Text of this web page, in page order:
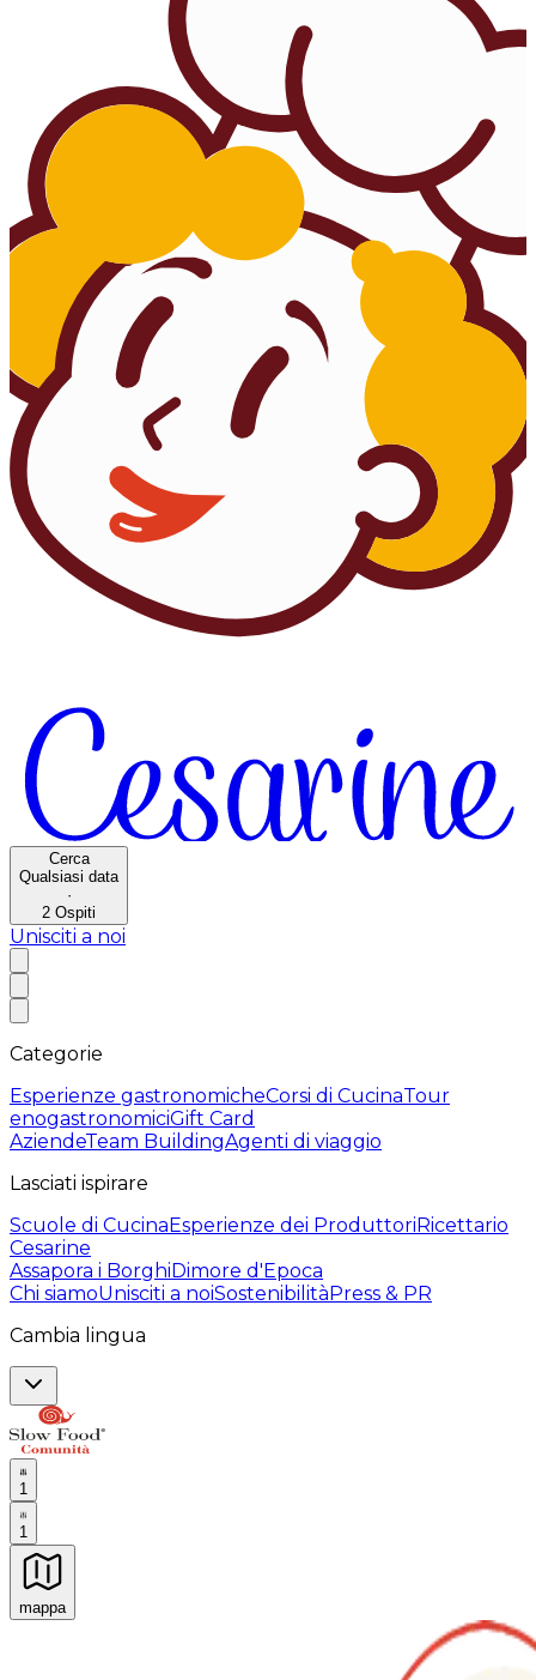
Cerca
Qualsiasi data
·
2 Ospiti
Unisciti a noi
Categorie
Esperienze gastronomicheCorsi di CucinaTour
enogastronomiciGift Card
AziendeTeam BuildingAgenti di viaggio
Lasciati ispirare
Scuole di CucinaEsperienze dei ProduttoriRicettario
Cesarine
Assapora i BorghiDimore d'Epoca
Chi siamoUnisciti a noiSostenibilitàPress & PR
Cambia lingua
1
1
mappa
Esperienze culinarie indimenticabili: Esperienze